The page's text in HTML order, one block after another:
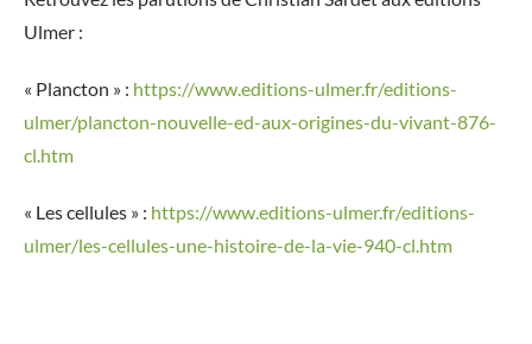
Ulmer :
« Plancton » : https://www.editions-ulmer.fr/editions-
ulmer/plancton-nouvelle-ed-aux-origines-du-vivant-876-
cl.htm
« Les cellules » : https://www.editions-ulmer.fr/editions-
ulmer/les-cellules-une-histoire-de-la-vie-940-cl.htm